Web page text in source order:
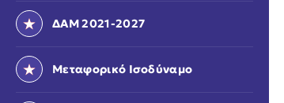
ΔΑΜ 2021-2027
Μεταφορικό Ισοδύναμο